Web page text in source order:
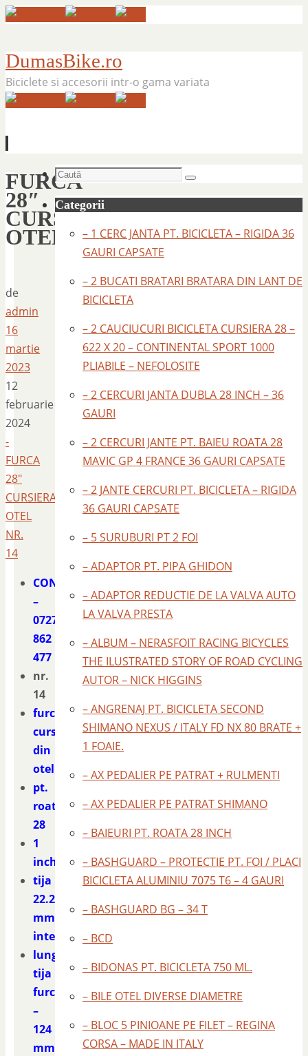
DumasBike.ro
Biciclete si accesorii intr-o gama variata
la
conținut
FURCA
28″
CURSIERA
OTEL
de
admin
16
martie
2023
12
februarie
2024
-
FURCA
28″
CURSIERA
OTEL
NR.
14
CONTACT
–
0727
862
477
nr.
14
furca
cursiera
din
otel
pt.
roata
28
1
inch
tija
22.2
mm.
interior
lungime
tija
furca
–
124
mm.
Caută
după:
Caută
Categorii
– 1 CERC JANTA PT. BICICLETA – RIGIDA 36
GAURI CAPSATE
– 2 BUCATI BRATARI BRATARA DIN LANT DE
BICICLETA
– 2 CAUCIUCURI BICICLETA CURSIERA 28 –
622 X 20 – CONTINENTAL SPORT 1000
PLIABILE – NEFOLOSITE
– 2 CERCURI JANTA DUBLA 28 INCH – 36
GAURI
– 2 CERCURI JANTE PT. BAIEU ROATA 28
MAVIC GP 4 FRANCE 36 GAURI CAPSATE
– 2 JANTE CERCURI PT. BICICLETA – RIGIDA
36 GAURI CAPSATE
– 5 SURUBURI PT 2 FOI
– ADAPTOR PT. PIPA GHIDON
– ADAPTOR REDUCTIE DE LA VALVA AUTO
LA VALVA PRESTA
– ALBUM – NERASFOIT RACING BICYCLES
THE ILUSTRATED STORY OF ROAD CYCLING
AUTOR – NICK HIGGINS
– ANGRENAJ PT. BICICLETA SECOND
SHIMANO NEXUS / ITALY FD NX 80 BRATE +
1 FOAIE.
– AX PEDALIER PE PATRAT + RULMENTI
– AX PEDALIER PE PATRAT SHIMANO
– BAIEURI PT. ROATA 28 INCH
– BASHGUARD – PROTECTIE PT. FOI / PLACI
BICICLETA ALUMINIU 7075 T6 – 4 GAURI
– BASHGUARD BG – 34 T
– BCD
– BIDONAS PT. BICICLETA 750 ML.
– BILE OTEL DIVERSE DIAMETRE
– BLOC 5 PINIOANE PE FILET – REGINA
CORSA – MADE IN ITALY